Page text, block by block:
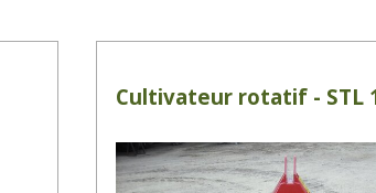
Cultivateur rotatif - STL